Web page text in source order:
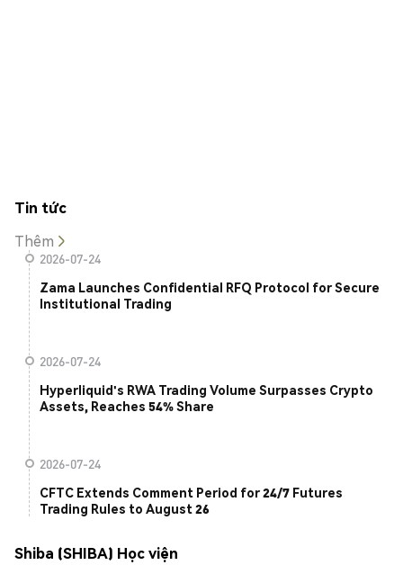
Tin tức
Thêm
2026-07-24
Zama Launches Confidential RFQ Protocol for Secure
Institutional Trading
2026-07-24
Hyperliquid's RWA Trading Volume Surpasses Crypto
Assets, Reaches 54% Share
2026-07-24
CFTC Extends Comment Period for 24/7 Futures
Trading Rules to August 26
Shiba (SHIBA) Học viện